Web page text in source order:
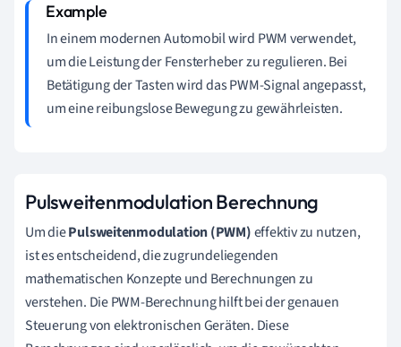
In einem modernen Automobil wird PWM verwendet,
um die Leistung der Fensterheber zu regulieren. Bei
Betätigung der Tasten wird das PWM-Signal angepasst,
um eine reibungslose Bewegung zu gewährleisten.
Pulsweitenmodulation Berechnung
Um diePulsweitenmodulation (PWM)effektiv zu nutzen,
ist es entscheidend, die zugrundeliegenden
mathematischen Konzepte und Berechnungen zu
verstehen. Die PWM-Berechnung hilft bei der genauen
Steuerung von elektronischen Geräten. Diese